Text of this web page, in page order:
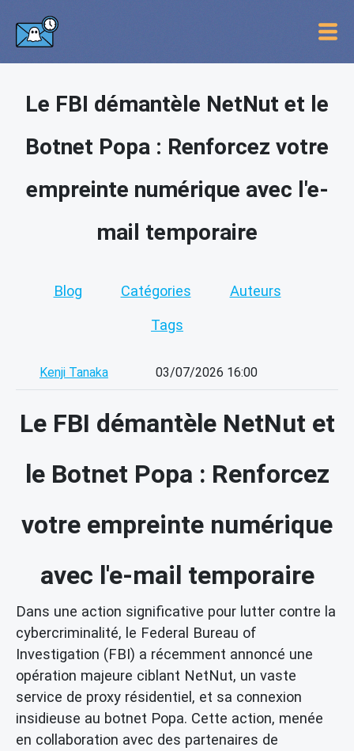
Le FBI démantèle NetNut et le
Botnet Popa : Renforcez votre
empreinte numérique avec l'e-
mail temporaire
Blog Catégories Auteurs
Tags
Kenji Tanaka 03/07/2026 16:00
Le FBI démantèle NetNut et
le Botnet Popa : Renforcez
votre empreinte numérique
avec l'e-mail temporaire
Dans une action significative pour lutter contre la
cybercriminalité, le Federal Bureau of
Investigation (FBI) a récemment annoncé une
opération majeure ciblant NetNut, un vaste
service de proxy résidentiel, et sa connexion
insidieuse au botnet Popa. Cette action, menée
en collaboration avec des partenaires de